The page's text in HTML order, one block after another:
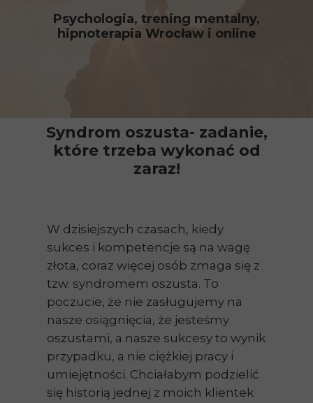
W dzisiejszych czasach, kiedy
sukces i kompetencje są na wagę
złota, coraz więcej osób zmaga się z
tzw. syndromem oszusta. To
poczucie, że nie zasługujemy na
nasze osiągnięcia, że jesteśmy
oszustami, a nasze sukcesy to wynik
przypadku, a nie ciężkiej pracy i
umiejętności. Chciałabym podzielić
się historią jednej z moich klientek
Syndrom oszusta- zadanie,
które trzeba wykonać od
zaraz!
Psychologia, trening mentalny,
hipnoterapia Wrocław i online